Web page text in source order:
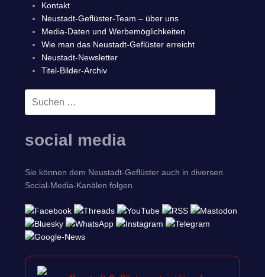
Kontakt
Neustadt-Geflüster-Team – über uns
Media-Daten und Werbemöglichkeiten
Wie man das Neustadt-Geflüster erreicht
Neustadt-Newsletter
Titel-Bilder-Archiv
Suchen
social media
Sie können dem Neustadt-Geflüster auch in diversen
Social-Media-Kanälen folgen.